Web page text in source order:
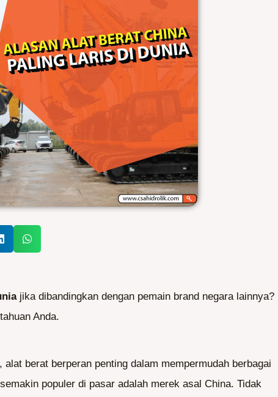
jika dibandingkan dengan pemain brand negara lainnya?
Anda.
berat berperan penting dalam mempermudah berbagai
populer di pasar adalah merek asal China. Tidak